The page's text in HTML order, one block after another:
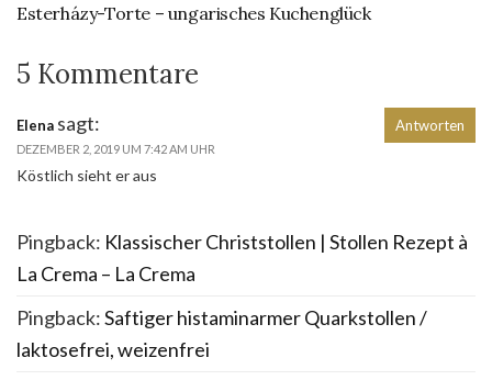
Esterházy-Torte – ungarisches Kuchenglück
5 Kommentare
Elena sagt:
DEZEMBER 2, 2019 UM 7:42 AM UHR
Köstlich sieht er aus
Antworten
Pingback: Klassischer Christstollen | Stollen Rezept à
La Crema – La Crema
Pingback:Saftiger histaminarmer Quarkstollen /
laktosefrei, weizenfrei